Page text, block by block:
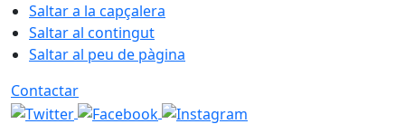
Saltar a la capçalera
Saltar al contingut
Saltar al peu de pàgina
Contactar